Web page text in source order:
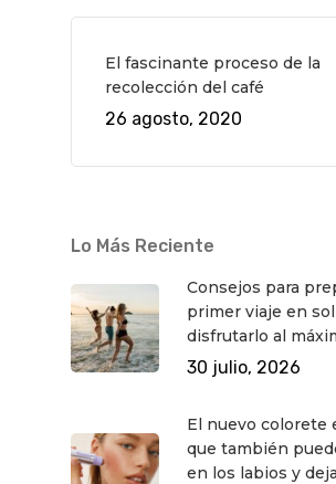
El fascinante proceso de la
recolección del café
26 agosto, 2020
Lo Más Reciente
Consejos para
primer viaje en
disfrutarlo al
30 julio, 2026
El nuevo colorete
que también
en los labios y